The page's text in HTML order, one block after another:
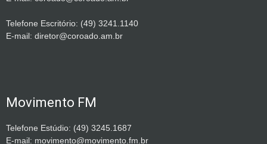
Telefone Escritório: (49) 3241.1140
E-mail: diretor@coroado.am.br
Movimento FM
Telefone Estúdio: (49) 3245.1687
E-mail: movimento@movimento.fm.br